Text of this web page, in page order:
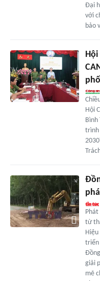
Đại
với
bảo
Hội
Bình
trình
từ
triển
giải
mẽ